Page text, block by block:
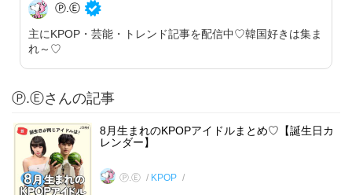
Ⓟ.Ⓔ
主にKPOP・芸能・トレンド記事を配信中♡韓国好きは集ま
れ～♡
Ⓟ.Ⓔさんの記事
8月生まれのKPOPアイドルまとめ♡【誕生日カ
レンダー】
Ⓟ.Ⓔ KPOP